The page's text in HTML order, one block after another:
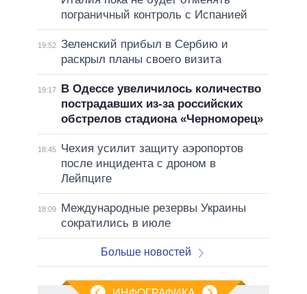
пограничный контроль с Испанией
19:52 Зеленский прибыл в Сербию и
раскрыл планы своего визита
19:17
В Одессе увеличилось количество
пострадавших из-за российских
обстрелов стадиона «Черноморец»
18:45
Чехия усилит защиту аэропортов
после инцидента с дроном в
Лейпциге
18:09
Международные резервы Украины
сократились в июле
Больше новостей